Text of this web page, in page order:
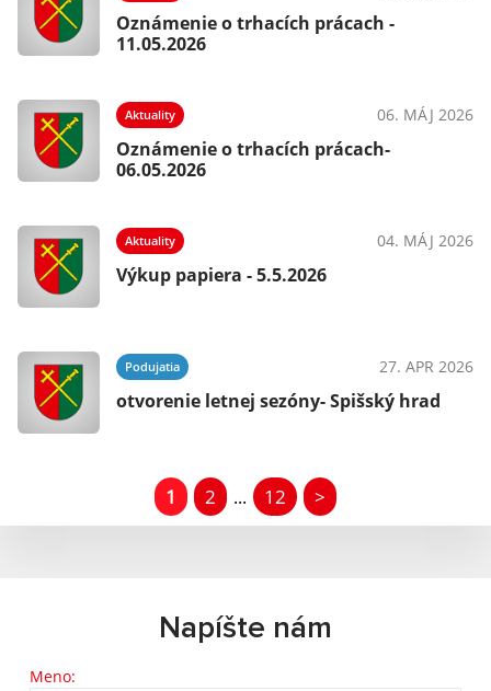
Oznámenie o trhacích prácach -
11.05.2026
Aktuality 06. MÁJ 2026
Oznámenie o trhacích prácach-
06.05.2026
Aktuality 04. MÁJ 2026
Výkup papiera - 5.5.2026
Podujatia 27. APR 2026
otvorenie letnej sezóny- Spišský hrad
1 2 ... 12 >
Napíšte nám
Meno: